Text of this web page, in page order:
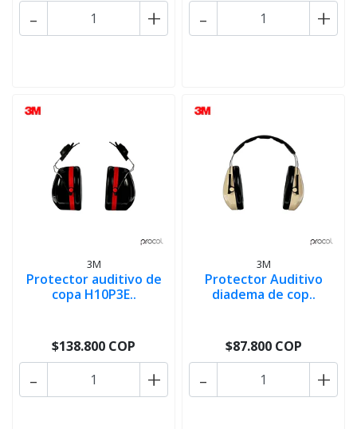
+
- +
-
3M
Protector auditivo de
copa H10P3E..
$138.800 COP
+
-
3M
Protector Auditivo
diadema de cop..
$87.800 COP
+
-